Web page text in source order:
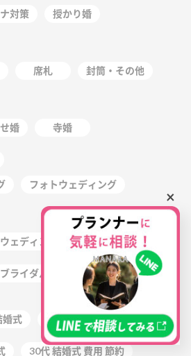
対策 授かり婚
席札 封筒・その他
婚 寺婚
フォトウェディング
ウェディングドレス
ブライダルフェア ゲスト
婚式 2022年 2025
30代 結婚式 費用 節約
×